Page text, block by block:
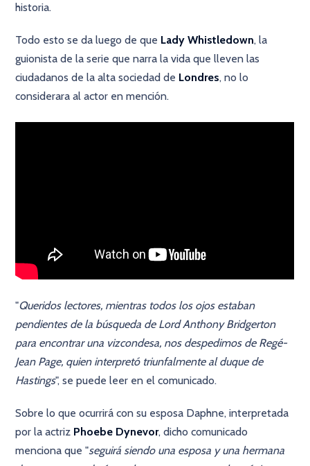
historia.
Todo esto se da luego de que Lady Whistledown, la
guionista de la serie que narra la vida que lleven las
ciudadanos de la alta sociedad de Londres, no lo
considerara al actor en mención.
"Queridos lectores, mientras todos los ojos estaban
pendientes de la búsqueda de Lord Anthony Bridgerton
para encontrar una vizcondesa, nos despedimos de Regé-
Jean Page, quien interpretó triunfalmente al duque de
Hastings", se puede leer en el comunicado.
Sobre lo que ocurrirá con su esposa Daphne, interpretada
por la actriz Phoebe Dynevor, dicho comunicado
menciona que "seguirá siendo una esposa y una hermana